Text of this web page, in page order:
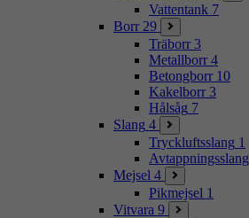
Vattentank 7
Borr 29
Träborr 3
Metallborr 4
Betongborr 10
Kakelborr 3
Hålsåg 7
Slang 4
Tryckluftsslang 1
Avtappningsslang
Mejsel 4
Pikmejsel 1
Vitvara 9